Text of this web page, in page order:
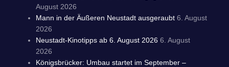
August 2026
Mann in der Äußeren Neustadt ausgeraubt 6. August
2026
Neustadt-Kinotipps ab 6. August 2026 6. August
2026
Königsbrücker: Umbau startet im September –